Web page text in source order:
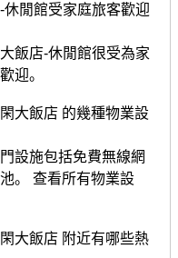
休閒館受家庭旅客歡迎
飯店-休閒館很受為家
迎。
大飯店 的幾種物業設
設施包括免費無線網
。 查看所有物業設
大飯店 附近有哪些熱